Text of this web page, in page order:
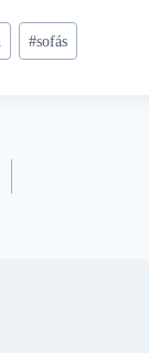
#sofás